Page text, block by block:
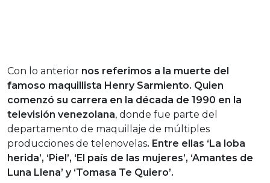
Con lo anterior nos referimos a la muerte del
famoso maquillista Henry Sarmiento. Quien
comenzó su carrera en la década de 1990 en la
televisión venezolana, donde fue parte del
departamento de maquillaje de múltiples
producciones de telenovelas. Entre ellas ‘La loba
herida’, ‘Piel’, ‘El país de las mujeres’, ‘Amantes de
Luna Llena’ y ‘Tomasa Te Quiero’.